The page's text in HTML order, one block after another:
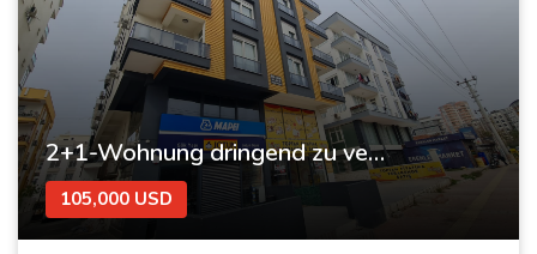
2+1-Wohnung dringend zu verkaufen in Muratpaşa – Toller Preis!
105,000 USD